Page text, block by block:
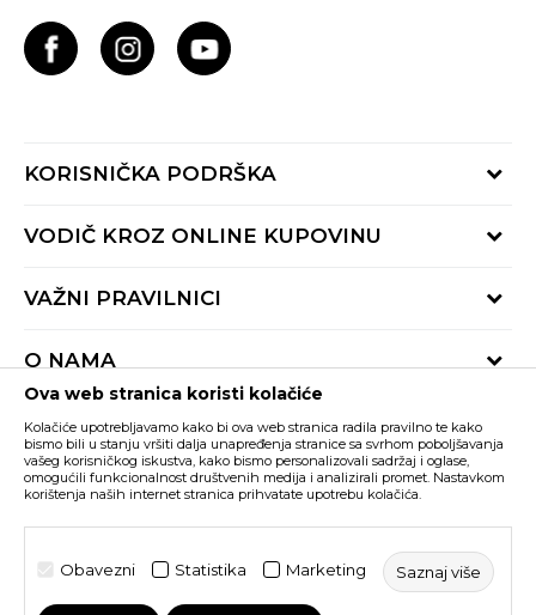
KORISNIČKA PODRŠKA
Provjeri status porudžbine
Radno vrijeme 9-16h
VODIČ KROZ ONLINE KUPOVINU
Načini isporuke
Reklamacije
Zamjena artikla
VAŽNI PRAVILNICI
O NAMA
BUZZ Koncept
BUZZ Brendovi
BUZZ Crew
BUZZ Shopovi
Click&Collect
Trenutno si na
Buzz Crna Gora PROMIJENI
Nastojimo da budemo što precizniji u opisu proizvoda, prikazu slika i samih
grešaka. Svi artikli prikazani na sajtu su dio naše ponude i ne podrazumijeva da
su dostupni u svakom trenutku. Raspoloživost robe možete provjeriti pozivom
na broj +382 20 690 200.
Ova web stranica koristi kolačiće
Kolačiće upotrebljavamo kako bi ova web stranica radila pravilno te kako
bismo bili u stanju vršiti dalja unapređenja stranice sa svrhom poboljšavanja
vašeg korisničkog iskustva, kako bismo personalizovali sadržaj i oglase,
omogućili funkcionalnost društvenih medija i analizirali promet. Nastavkom
korištenja naših internet stranica prihvatate upotrebu kolačića.
Obavezni Statistika Marketing Saznaj više